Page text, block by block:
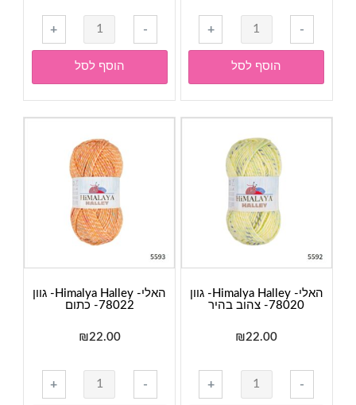
-
כמות
של
האלי-
Himalya
Halley-
גוון
לבן
עם
נגיעות
ורוד
+
הוסף לסל
-
כמות
של
האלי-
Himalya
Halley-
גוון
לבן
עם
נגיעות
ירוק
+
הוסף לסל
האלי- Himalya Halley- גוון
78020- צהוב בהיר
₪22.00
-
כמות
של
+
האלי- Himalya Halley- גוון
78022- כתום
₪22.00
-
כמות
של
+